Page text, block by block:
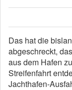
Das hat die
abgeschreckt,
aus dem Hafen
Streifenfahrt
Jachthafen-